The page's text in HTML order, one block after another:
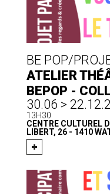
BE POP/
ATELIER
BEPOP -
30.06 >
13H30
CENTRE CULTUREL
LIBERT, 26 - 1410